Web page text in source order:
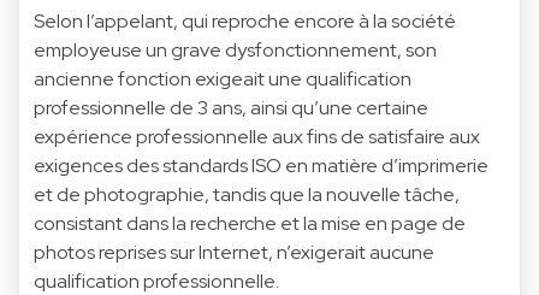
Selon l’appelant, qui reproche encore à la société
employeuse un grave dysfonctionnement, son
ancienne fonction exigeait une qualification
professionnelle de 3 ans, ainsi qu’une certaine
expérience professionnelle aux fins de satisfaire aux
exigences des standards ISO en matière d’imprimerie
et de photographie, tandis que la nouvelle tâche,
consistant dans la recherche et la mise en page de
photos reprises sur Internet, n’exigerait aucune
qualification professionnelle.